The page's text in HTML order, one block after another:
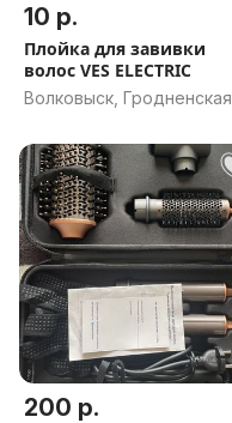
10 р.
Плойка для завивки
волос VES ELECTRIC
Волковыск, Гродненская
200 р.